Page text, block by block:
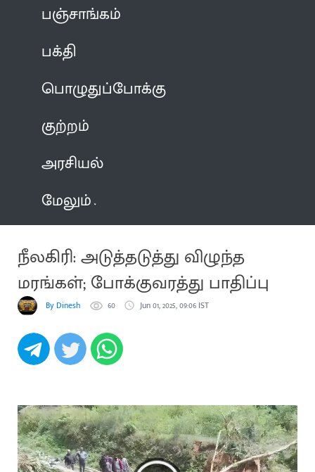
பஞ்சாங்கம்
பக்தி
பொழுதுப்போக்கு
குற்றம்
அரசியல்
மேலும்
நீலகிரி: அடுத்தடுத்து விழுந்த
மரங்கள்; போக்குவரத்து பாதிப்பு
By Dinesh 60 Jun 01, 2025, 09:06 IST